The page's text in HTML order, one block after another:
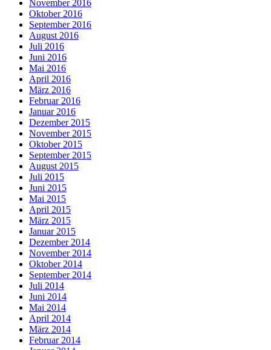
November 2016
Oktober 2016
September 2016
August 2016
Juli 2016
Juni 2016
Mai 2016
April 2016
März 2016
Februar 2016
Januar 2016
Dezember 2015
November 2015
Oktober 2015
September 2015
August 2015
Juli 2015
Juni 2015
Mai 2015
April 2015
März 2015
Januar 2015
Dezember 2014
November 2014
Oktober 2014
September 2014
Juli 2014
Juni 2014
Mai 2014
April 2014
März 2014
Februar 2014